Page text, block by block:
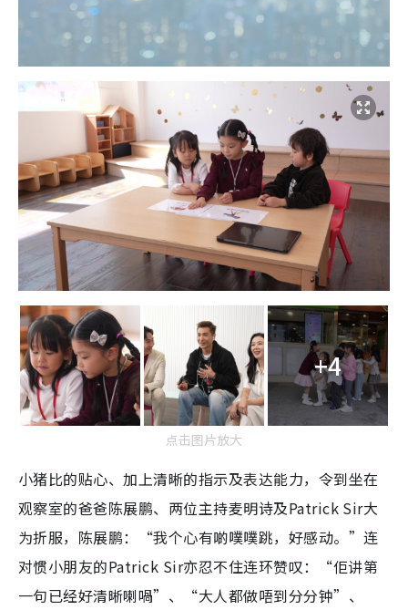
+4
点击图片放大
小猪比的贴心、加上清晰的指示及表达能力，令到坐在
观察室的爸爸陈展鹏、两位主持麦明诗及Patrick Sir大
为折服，陈展鹏：“我个心有啲噗噗跳，好感动。”连
对惯小朋友的Patrick Sir亦忍不住连环赞叹：“佢讲第
一句已经好清晰喇喎”、“大人都做唔到分分钟”、